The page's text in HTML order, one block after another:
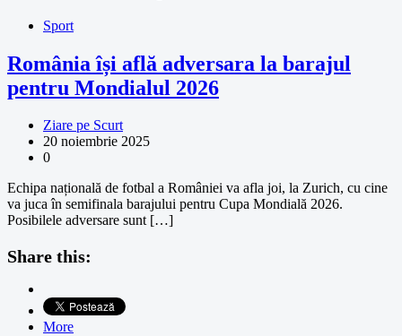
Sport
România își află adversara la barajul
pentru Mondialul 2026
Ziare pe Scurt
20 noiembrie 2025
0
Echipa națională de fotbal a României va afla joi, la Zurich, cu cine
va juca în semifinala barajului pentru Cupa Mondială 2026.
Posibilele adversare sunt […]
Share this:
More